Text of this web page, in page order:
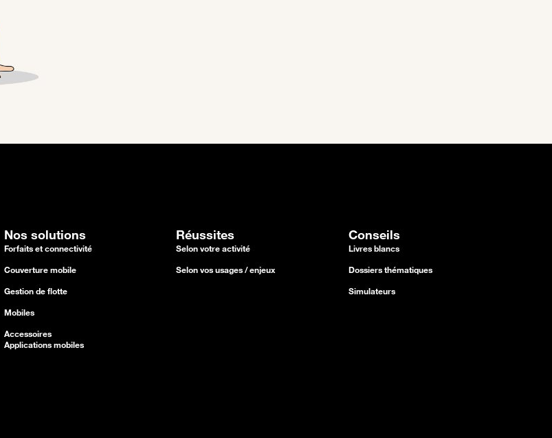
Nos solutions
Forfaits et connectivité
Couverture mobile
Gestion de flotte
Mobiles
Accessoires
Applications mobiles
Réussites
Selon votre activité
Selon vos usages / enjeux
Conseils
Livres blancs
Dossiers thématiques
Simulateurs